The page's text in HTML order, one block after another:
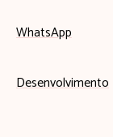
WhatsApp
Desenvolvimento